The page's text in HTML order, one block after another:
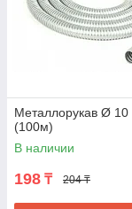
Металлорукав Ø 10
(100м)
В наличии
198 ₸ 204 ₸